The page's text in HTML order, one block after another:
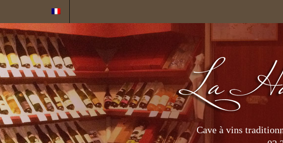
Cave à vins
Cookies management panel